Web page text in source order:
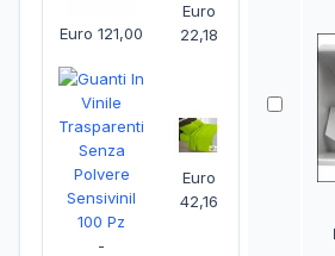
Euro 121,00
Euro
22,18
-
Euro
42,16